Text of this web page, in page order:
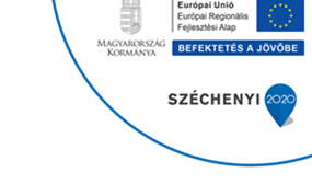
Bölcskei Néptánc Egyesület
Bölcskei Polgárőrség
Bölcskei Klímakör